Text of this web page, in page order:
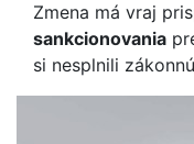
Zmena má vraj
sankcionovania
si nesplnili